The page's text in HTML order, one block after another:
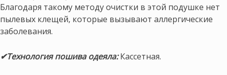
Благодаря такому методу очистки в этой подушке нет
пылевых клещей, которые вызывают аллергические
заболевания.
✔Технология пошива одеяла:Кассетная.